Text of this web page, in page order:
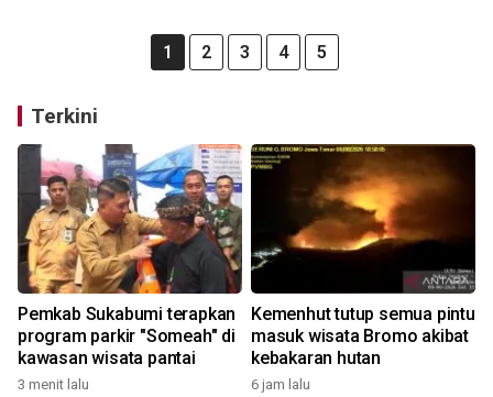
1 2 3 4 5
Terkini
Pemkab Sukabumi terapkan
program parkir "Someah" di
kawasan wisata pantai
3 menit lalu
Kemenhut tutup semua pintu
masuk wisata Bromo akibat
kebakaran hutan
6 jam lalu